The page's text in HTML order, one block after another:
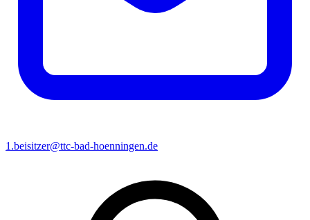
1.beisitzer@ttc-bad-hoenningen.de